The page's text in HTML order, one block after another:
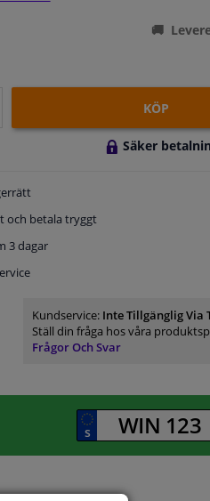
KÖP
Säker
och betala tryggt
3 dagar
Kundservice: Inte Tillgänglig Via
Ställ din fråga hos våra
Frågor Och Svar